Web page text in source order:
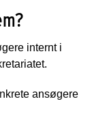
internt i
ansøgere